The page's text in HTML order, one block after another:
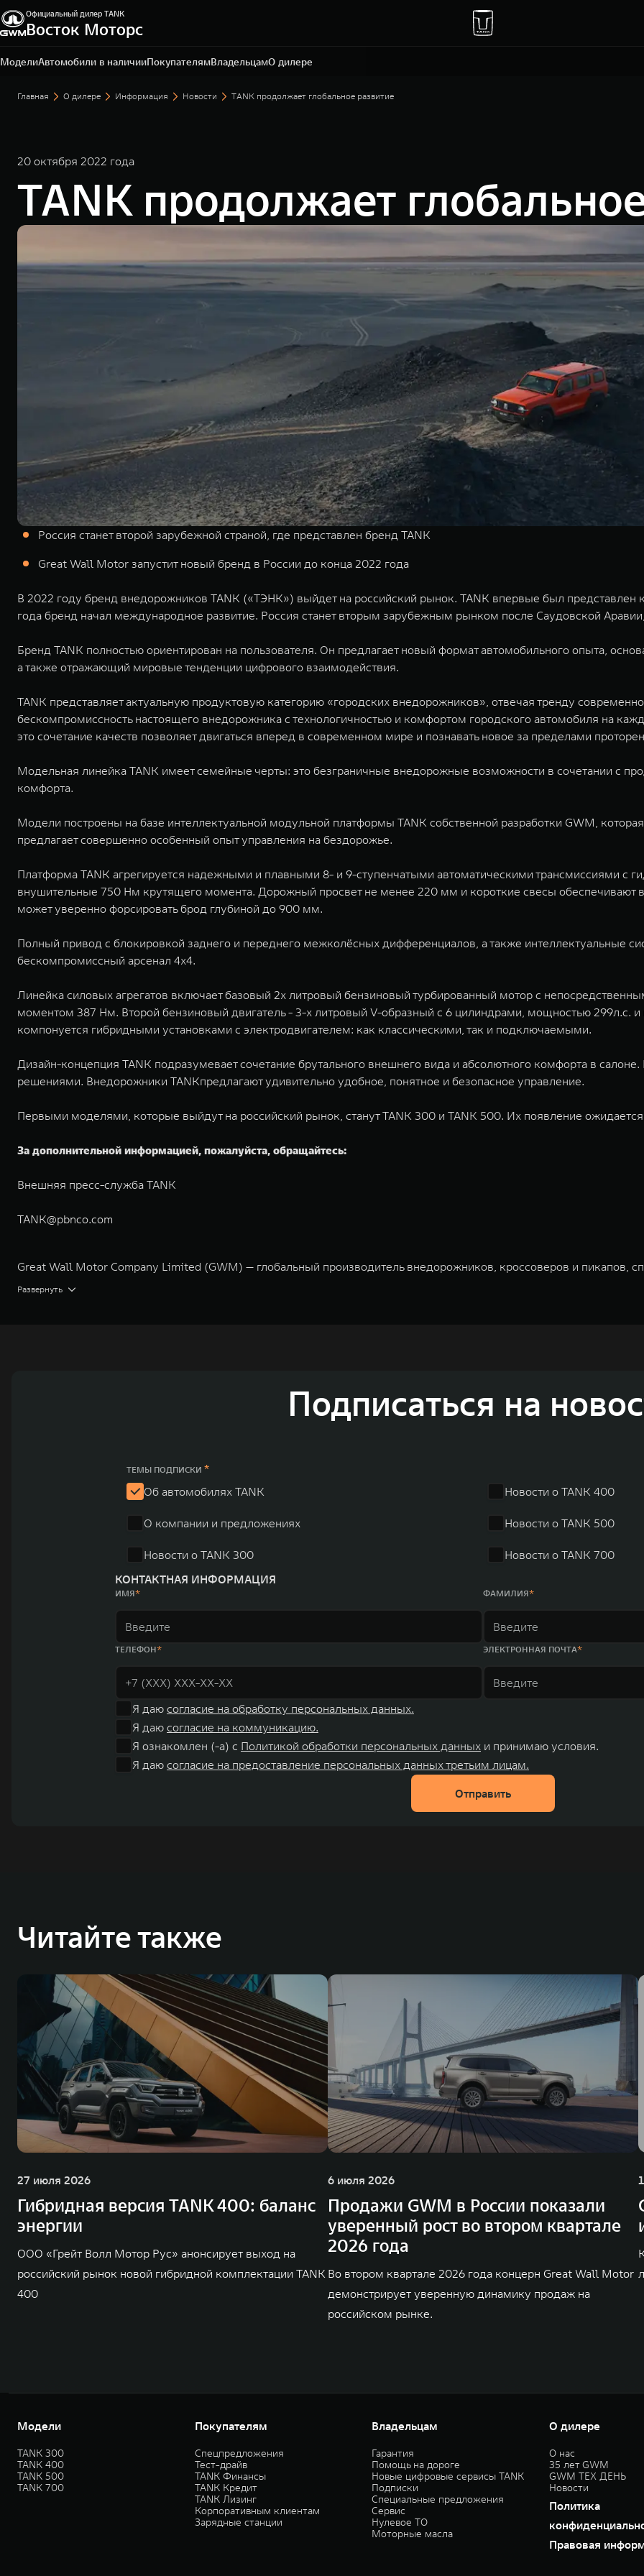
Официальный дилер TANK
Восток Моторс
МоделиАвтомобили в наличииПокупателямВладельцамО дилере
Пермь, ш. Космонавтов, 328/1
+7 342 205-51-19
Главная О дилере Информация Новости TANK продолжает глобальное развитие
20 октября 2022 года
TANK продолжает
Россия станет второй зарубежной страной, где представлен бренд TANK
Great Wall Motor запустит новый бренд в России до конца 2022 года
В 2022 году бренд внедорожников TANK («ТЭНК») выйдет на российский рынок. TANK впервые был
года бренд начал международное развитие. Россия станет вторым зарубежным рынком после Саудовской
Бренд TANK полностью ориентирован на пользователя. Он предлагает новый формат автомобильного опыта,
а также отражающий мировые тенденции цифрового взаимодействия.
TANK представляет актуальную продуктовую категорию «городских внедорожников», отвечая тренду
бескомпромиссность настоящего внедорожника с технологичностью и комфортом городского автомобиля на
это сочетание качеств позволяет двигаться вперед в современном мире и познавать новое за пределами
Модельная линейка TANK имеет семейные черты: это безграничные внедорожные возможности в сочетании с
комфорта.
Модели построены на базе интеллектуальной модульной платформы TANK собственной разработки GWM,
предлагает совершенно особенный опыт управления на бездорожье.
Платформа TANK агрегируется надежными и плавными 8- и 9-ступенчатыми автоматическими трансмиссиями с
внушительные 750 Нм крутящего момента. Дорожный просвет не менее 220 мм и короткие свесы
может уверенно форсировать брод глубиной до 900 мм.
Полный привод c блокировкой заднего и переднего межколёсных дифференциалов, а также интеллектуальные
бескомпромиссный арсенал 4х4.
Линейка силовых агрегатов включает базовый 2х литровый бензиновый турбированный мотор с
моментом 387 Нм. Второй бензиновый двигатель - 3-х литровый V-образный с 6 цилиндрами, мощностью
компонуется гибридными установками с электродвигателем: как классическими, так и подключаемыми.
Дизайн-концепция TANK подразумевает сочетание брутального внешнего вида и абсолютного комфорта в
решениями. Внедорожники TANKпредлагают удивительно удобное, понятное и безопасное управление.
Первыми моделями, которые выйдут на российский рынок, станут TANK 300 и TANK 500. Их появление
За дополнительной информацией, пожалуйста, обращайтесь:
Внешняя пресс-служба TANK
TANK@pbnco.com
Great Wall Motor Company Limited (GWM) — глобальный производитель внедорожников, кроссоверов и пикапов,
экологичном производстве. Компания была зарегистрирована на Гонконгской и Шанхайской фондовых биржах в
электромобилей ORA, премиальных кроссоверов WEY, а также новый технологичный бренд SALOON – в
юаней (1,6 трлн рублей). С 1998 года Great Wall Motor занимает первое место по объёмам продаж пикапов в
систему исследований и разработок, включая центры в России, Китае, Японии, США, Германии, Индии, Австрии и
Развернуть
Подписаться на
ТЕМЫ ПОДПИСКИ *
Об автомобилях TANK
О компании и предложениях
Новости о TANK 300
Новости о TANK 400
Новости о TANK 500
Новости о TANK 700
КОНТАКТНАЯ ИНФОРМАЦИЯ
ИМЯ ФАМИЛИЯ
ТЕЛЕФОН ЭЛЕКТРОННАЯ ПОЧТА
Я даю согласие на обработку персональных данных.
Я даю согласие на коммуникацию.
Я ознакомлен (-а) с Политикой обработки персональных данных и принимаю условия.
Я даю согласие на предоставление персональных данных третьим лицам.
Отправить
Читайте также
27 июля 2026
Гибридная версия TANK 400: баланс
энергии
ООО «Грейт Волл Мотор Рус» анонсирует выход на
российский рынок новой гибридной комплектации TANK
400
6 июля 2026
Продажи GWM в России показали
уверенный рост во втором квартале
2026 года
Во втором квартале 2026 года концерн Great Wall Motor
демонстрирует уверенную динамику продаж на
российском рынке.
Модели
TANK 300
TANK 400
TANK 500
TANK 700
Покупателям
Спецпредложения
Тест-драйв
TANK Финансы
TANK Кредит
TANK Лизинг
Корпоративным клиентам
Зарядные станции
Владельцам
Гарантия
Помощь на дороге
Новые цифровые сервисы TANK
Подписки
Специальные предложения
Сервис
Нулевое ТО
Моторные масла
О дилере
О нас
35 лет GWM
GWM ТЕХ ДЕНЬ
Новости
Политика
Правовая